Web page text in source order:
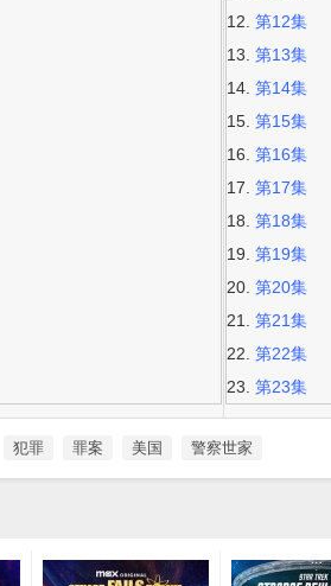
第12集
第13集
第14集
第15集
第16集
第17集
第18集
第19集
第20集
第21集
第22集
第23集
犯罪 罪案 美国 警察世家